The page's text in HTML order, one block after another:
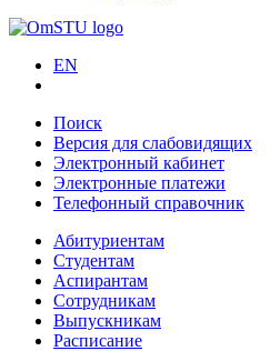
EN
Поиск
Версия для слабовидящих
Электронный кабинет
Электронные платежи
Телефонный справочник
Абитуриентам
Студентам
Аспирантам
Сотрудникам
Выпускникам
Расписание